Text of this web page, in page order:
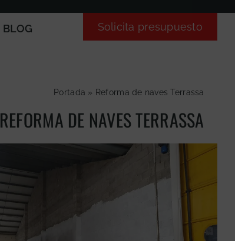
BLOG
Solicita presupuesto
Portada » Reforma de naves Terrassa
REFORMA DE NAVES TERRASSA